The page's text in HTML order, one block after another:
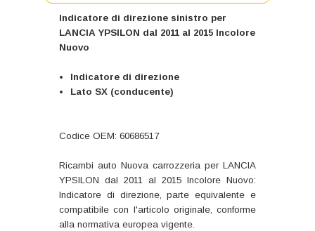
Indicatore di direzione sinistro per
LANCIA YPSILON dal 2011 al 2015 Incolore
Nuovo
Indicatore di direzione
Lato SX (conducente)
Codice OEM: 60686517
Ricambi auto Nuova carrozzeria per LANCIA
YPSILON dal 2011 al 2015 Incolore Nuovo:
Indicatore di direzione, parte equivalente e
compatibile con l'articolo originale, conforme
alla normativa europea vigente.